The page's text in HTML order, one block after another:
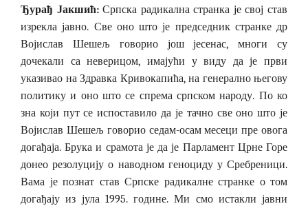
Ђурађ Јакшић:Српска радикална странка је свој став
изрекла јавно. Све оно што је председник странке др
Војислав Шешељ говорио још јесенас, многи су
дочекали са неверицом, имајући у виду да је први
указивао на Здравка Кривокапића, на генерално његову
политику и оно што се спрема српском народу. По ко
зна који пут се испоставило да је тачно све оно што је
Војислав Шешељ говорио седам-осам месеци пре овога
догађаја. Брука и срамота је да је Парламент Црне Горе
донео резолуцију о наводном геноциду у Сребреници.
Вама је познат став Српске радикалне странке о том
догађају из јула 1995. године. Ми смо истакли јавни